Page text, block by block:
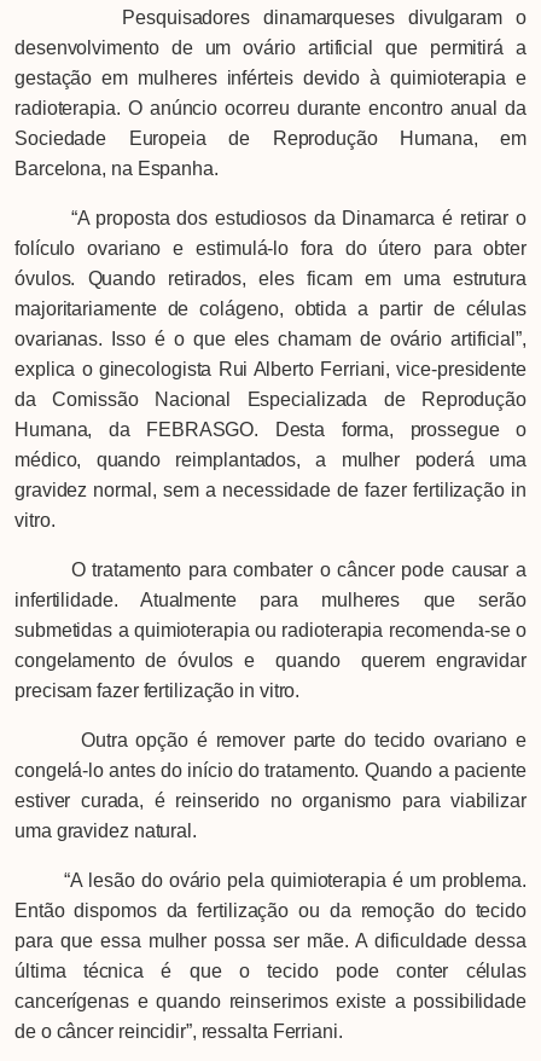
Pesquisadores dinamarqueses divulgaram o
desenvolvimento de um ovário artificial que permitirá a
gestação em mulheres inférteis devido à quimioterapia e
radioterapia. O anúncio ocorreu durante encontro anual da
Sociedade Europeia de Reprodução Humana, em
Barcelona, na Espanha.
“A proposta dos estudiosos da Dinamarca é retirar o
folículo ovariano e estimulá-lo fora do útero para obter
óvulos. Quando retirados, eles ficam em uma estrutura
majoritariamente de colágeno, obtida a partir de células
ovarianas. Isso é o que eles chamam de ovário artificial”,
explica o ginecologista Rui Alberto Ferriani, vice-presidente
da Comissão Nacional Especializada de Reprodução
Humana, da FEBRASGO. Desta forma, prossegue o
médico, quando reimplantados, a mulher poderá uma
gravidez normal, sem a necessidade de fazer fertilização in
vitro.
O tratamento para combater o câncer pode causar a
infertilidade. Atualmente para mulheres que serão
submetidas a quimioterapia ou radioterapia recomenda-se o
congelamento de óvulos e quando querem engravidar
precisam fazer fertilização in vitro.
Outra opção é remover parte do tecido ovariano e
congelá-lo antes do início do tratamento. Quando a paciente
estiver curada, é reinserido no organismo para viabilizar
uma gravidez natural.
“A lesão do ovário pela quimioterapia é um problema.
Então dispomos da fertilização ou da remoção do tecido
para que essa mulher possa ser mãe. A dificuldade dessa
última técnica é que o tecido pode conter células
cancerígenas e quando reinserimos existe a possibilidade
de o câncer reincidir”, ressalta Ferriani.